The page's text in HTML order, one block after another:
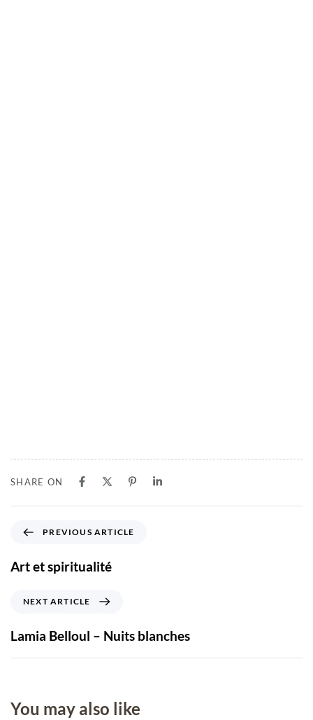
SHARE ON
PREVIOUS ARTICLE
Art et spiritualité
NEXT ARTICLE
Lamia Belloul – Nuits blanches
You may also like